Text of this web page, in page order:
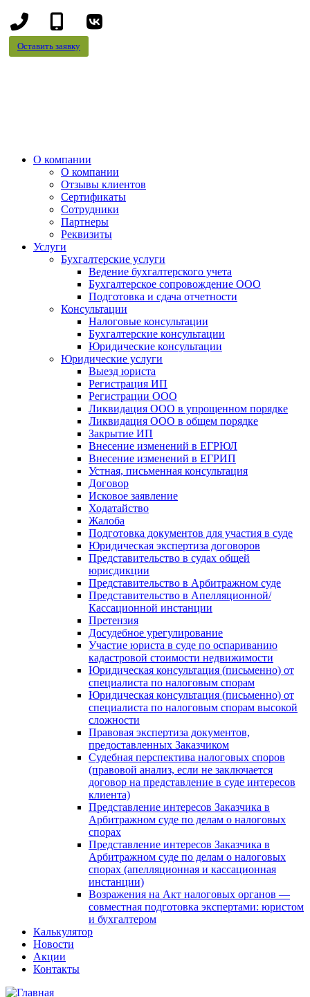
+7
(8442)
+7
(995)
Оставить заявку
О компании
О компании
Отзывы клиентов
Сертификаты
Сотрудники
Партнеры
Реквизиты
Услуги
Бухгалтерские услуги
Ведение бухгалтерского учета
Бухгалтерское сопровождение ООО
Подготовка и сдача отчетности
Консультации
Налоговые консультации
Бухгалтерские консультации
Юридические консультации
Юридические услуги
Выезд юриста
Регистрация ИП
Регистрации ООО
Ликвидация ООО в упрощенном порядке
Ликвидация ООО в общем порядке
Закрытие ИП
Внесение изменений в ЕГРЮЛ
Внесение изменений в ЕГРИП
Устная, письменная консультация
Договор
Исковое заявление
Ходатайство
Жалоба
Подготовка документов для участия в суде
Юридическая экспертиза договоров
Представительство в судах общей
юрисдикции
Представительство в Арбитражном суде
Представительство в Апелляционной/
Кассационной инстанции
Претензия
Досудебное урегулирование
Участие юриста в суде по оспариванию
кадастровой стоимости недвижимости
Юридическая консультация (письменно) от
специалиста по налоговым спорам
Юридическая консультация (письменно) от
специалиста по налоговым спорам высокой
сложности
Правовая экспертиза документов,
предоставленных Заказчиком
Судебная перспектива налоговых споров
(правовой анализ, если не заключается
договор на представление в суде интересов
клиента)
Представление интересов Заказчика в
Арбитражном суде по делам о налоговых
спорах
Представление интересов Заказчика в
Арбитражном суде по делам о налоговых
спорах (апелляционная и кассационная
инстанции)
Возражения на Акт налоговых органов —
совместная подготовка экспертами: юристом
и бухгалтером
Калькулятор
Новости
Акции
Контакты